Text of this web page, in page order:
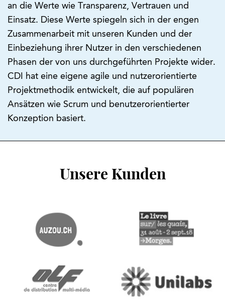
an die Werte wie Transparenz, Vertrauen und
Einsatz. Diese Werte spiegeln sich in der engen
Zusammenarbeit mit unseren Kunden und der
Einbeziehung ihrer Nutzer in den verschiedenen
Phasen der von uns durchgeführten Projekte wider.
CDI hat eine eigene agile und nutzerorientierte
Projektmethodik entwickelt, die auf populären
Ansätzen wie Scrum und benutzerorientierter
Konzeption basiert.
Unsere Kunden